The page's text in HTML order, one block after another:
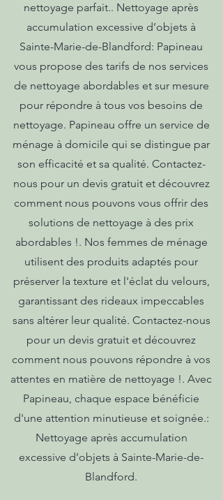
nettoyage parfait.. Nettoyage après
accumulation excessive d’objets à
Sainte-Marie-de-Blandford: Papineau
vous propose des tarifs de nos services
de nettoyage abordables et sur mesure
pour répondre à tous vos besoins de
nettoyage. Papineau offre un service de
ménage à domicile qui se distingue par
son efficacité et sa qualité. Contactez-
nous pour un devis gratuit et découvrez
comment nous pouvons vous offrir des
solutions de nettoyage à des prix
abordables !. Nos femmes de ménage
utilisent des produits adaptés pour
préserver la texture et l'éclat du velours,
garantissant des rideaux impeccables
sans altérer leur qualité. Contactez-nous
pour un devis gratuit et découvrez
comment nous pouvons répondre à vos
attentes en matière de nettoyage !. Avec
Papineau, chaque espace bénéficie
d'une attention minutieuse et soignée.:
Nettoyage après accumulation
excessive d’objets à Sainte-Marie-de-
Blandford.